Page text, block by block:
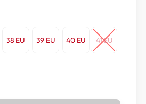
38 EU 39 EU 40 EU 41 EU